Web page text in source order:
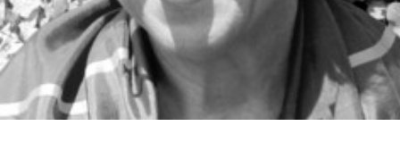
RIGHTS
CONTATTI